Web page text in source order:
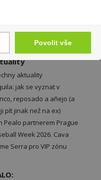
3
aktuality
jak se vyznat v
reposado a añejo (a
pít jinak než na ex)
Pealo partnerem Prague
Week 2026. Cava
Serra pro VIP zónu
Povolit vše